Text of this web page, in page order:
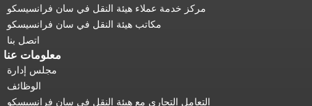
مركز خدمة عملاء هيئة النقل في سان فرانسيسكو
مكاتب هيئة النقل في سان فرانسيسكو
اتصل بنا
معلومات عنا
مجلس إدارة
الوظائف
التعامل التجاري مع هيئة النقل في سان فرانسيسكو